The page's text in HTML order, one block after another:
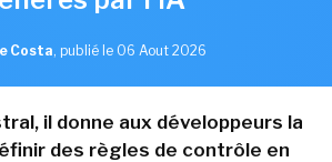
Costa, publié le 06 Aout 2026
il donne aux développeurs la
des règles de contrôle en